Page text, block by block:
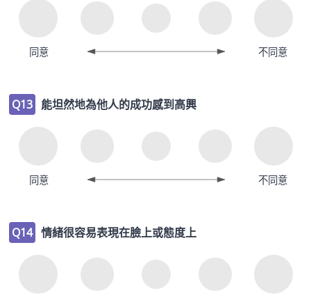
同意 不同意
Q13 能坦然地為他人的成功感到高興
同意 不同意
Q14 情緒很容易表現在臉上或態度上